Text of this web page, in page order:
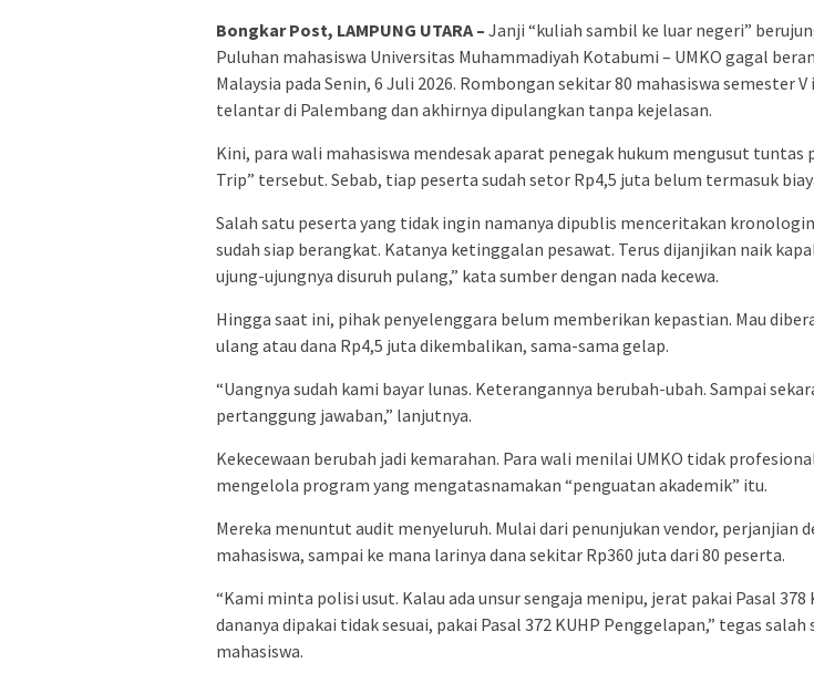
Bongkar Post, LAMPUNG UTARA – Janji “kuliah sambil ke luar negeri”
Puluhan mahasiswa Universitas Muhammadiyah Kotabumi – UMKO gagal
Malaysia pada Senin, 6 Juli 2026. Rombongan sekitar 80 mahasiswa semester
telantar di Palembang dan akhirnya dipulangkan tanpa kejelasan.
Kini, para wali mahasiswa mendesak aparat penegak hukum mengusut tuntas
Trip” tersebut. Sebab, tiap peserta sudah setor Rp4,5 juta belum termasuk
Salah satu peserta yang tidak ingin namanya dipublis menceritakan
sudah siap berangkat. Katanya ketinggalan pesawat. Terus dijanjikan naik
ujung-ujungnya disuruh pulang,” kata sumber dengan nada kecewa.
Hingga saat ini, pihak penyelenggara belum memberikan kepastian. Mau
ulang atau dana Rp4,5 juta dikembalikan, sama-sama gelap.
“Uangnya sudah kami bayar lunas. Keterangannya berubah-ubah. Sampai
pertanggung jawaban,” lanjutnya.
Kekecewaan berubah jadi kemarahan. Para wali menilai UMKO tidak
mengelola program yang mengatasnamakan “penguatan akademik” itu.
Mereka menuntut audit menyeluruh. Mulai dari penunjukan vendor, perjanjian
mahasiswa, sampai ke mana larinya dana sekitar Rp360 juta dari 80 peserta.
“Kami minta polisi usut. Kalau ada unsur sengaja menipu, jerat pakai Pasal 378
dananya dipakai tidak sesuai, pakai Pasal 372 KUHP Penggelapan,” tegas salah
mahasiswa.